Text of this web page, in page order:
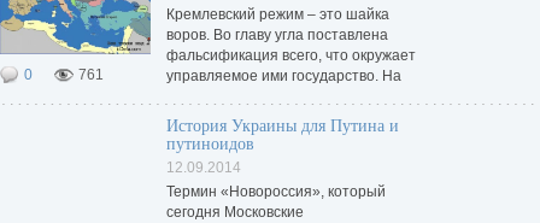
0 761
Кремлевский режим – это шайка
воров. Во главу угла поставлена
фальсификация всего, что окружает
управляемое ими государство. На
началась вовсе не в 2014 году, а
намного раньше.
История Украины для Путина и
путиноидов
12.09.2014
Термин «Новороссия», который
сегодня Московские